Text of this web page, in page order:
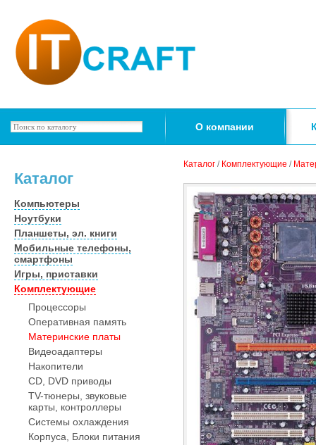
О компании
Каталог
Компьютеры
Ноутбуки
Планшеты, эл. книги
Мобильные телефоны,
смартфоны
Игры, приставки
Комплектующие
Процессоры
Оперативная память
Материнские платы
Видеоадаптеры
Накопители
CD, DVD приводы
TV-тюнеры, звуковые
карты, контроллеры
Системы охлаждения
Корпуса, Блоки питания
Каталог / Комплектующие /